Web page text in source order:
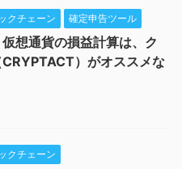
クチェーン 確定申告ツール
仮想通貨の損益計算は、ク
CRYPTACT）がオススメな
クチェーン